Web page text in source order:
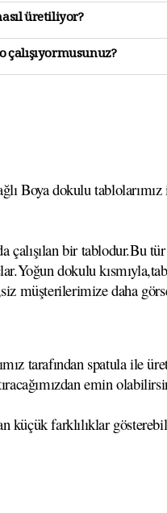
üretiliyor?
çalışıyormusunuz?
Boya dokulu tablolarımız
çalışılan bir tablodur.Bu tür
dokulu
müşterilerimize daha
tarafından spatula ile
emin
küçük farklılıklar